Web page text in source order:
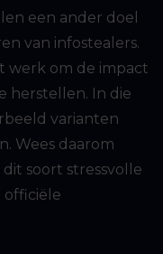
een ander doel
van infostealers.
werk om de impact
herstellen. In die
varianten
Wees daarom
soort stressvolle
officiële